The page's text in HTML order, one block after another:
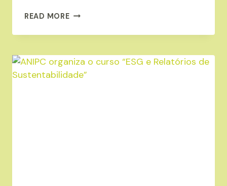
READ MOREANIPC
FORMAÇÃO:
“BOAS
PRÁTICAS